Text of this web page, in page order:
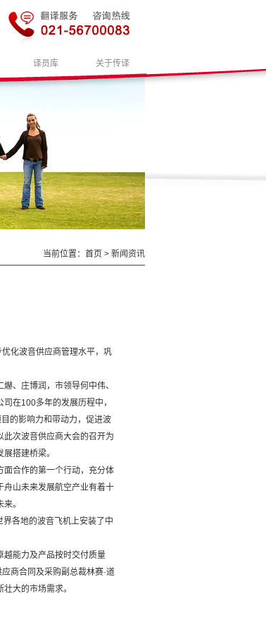
译员库 关于传译
当前位置： 首页 > 新闻资讯
化波音供应商管理水平，巩
、庄博润，市领导何中伟、
在100多年的发展历程中，
的影响力和带动力，促进波
次波音供应商大会的召开为
搭建桥梁。
面合作的第一个行动，充分体
舟山未来发展航空产业有着十
。
各地的波音飞机上安装了中
越能力及产品按时交付质量
商合同及采购副总裁林赛·道
大的市场需求。